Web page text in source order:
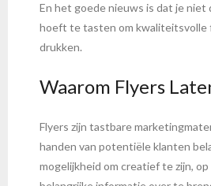
En het goede nieuws is dat je niet
hoeft te tasten om kwaliteitsvolle
drukken.
Waarom Flyers
Flyers zijn tastbare
handen van potentiële klanten
mogelijkheid om creatief te zijn,